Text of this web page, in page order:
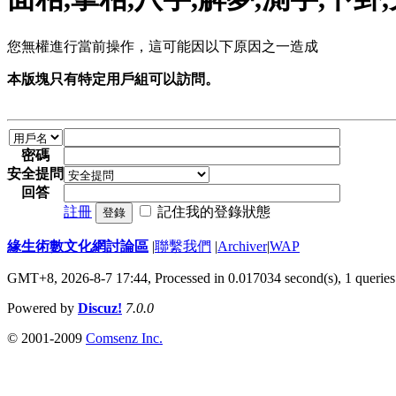
您無權進行當前操作，這可能因以下原因之一造成
本版塊只有特定用戶組可以訪問。
密碼
安全提問
回答
註冊
登錄 記住我的登錄狀態
緣生術數文化網討論區 |聯繫我們 |Archiver|WAP
GMT+8, 2026-8-7 17:44, Processed in 0.017034 second(s), 1 queries
Powered by Discuz! 7.0.0
© 2001-2009 Comsenz Inc.